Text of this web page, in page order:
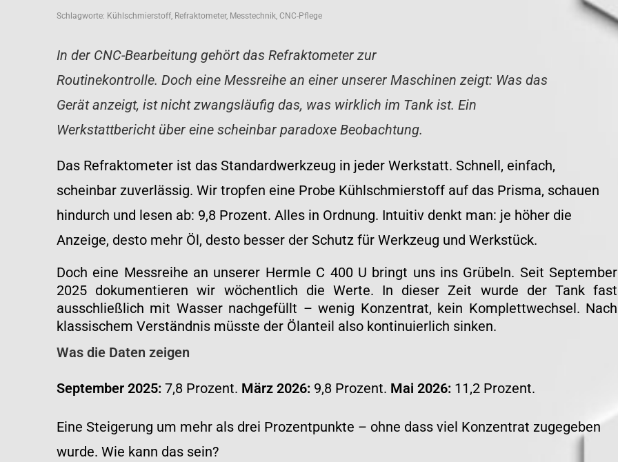
Schlagworte: Kühlschmierstoff, Refraktometer, Messtechnik, CNC-Pflege
In der CNC-Bearbeitung gehört das Refraktometer zur
Routinekontrolle. Doch eine Messreihe an einer unserer Maschinen zeigt: Was das
Gerät anzeigt, ist nicht zwangsläufig das, was wirklich im Tank ist. Ein
Werkstattbericht über eine scheinbar paradoxe Beobachtung.
Das Refraktometer ist das Standardwerkzeug in jeder Werkstatt. Schnell, einfach,
scheinbar zuverlässig. Wir tropfen eine Probe Kühlschmierstoff auf das Prisma, schauen
hindurch und lesen ab: 9,8 Prozent. Alles in Ordnung. Intuitiv denkt man: je höher die
Anzeige, desto mehr Öl, desto besser der Schutz für Werkzeug und Werkstück.
Doch eine Messreihe an unserer Hermle C 400 U bringt uns ins Grübeln. Seit September
2025 dokumentieren wir wöchentlich die Werte. In dieser Zeit wurde der Tank fast
ausschließlich mit Wasser nachgefüllt – wenig Konzentrat, kein Komplettwechsel. Nach
klassischem Verständnis müsste der Ölanteil also kontinuierlich sinken.
Was die Daten zeigen
September 2025: 7,8 Prozent. März 2026: 9,8 Prozent. Mai 2026: 11,2 Prozent.
Eine Steigerung um mehr als drei Prozentpunkte – ohne dass viel Konzentrat zugegeben
wurde. Wie kann das sein?